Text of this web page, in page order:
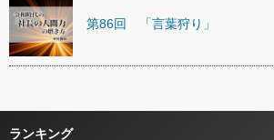
第86回 「言葉狩り」
ランキング